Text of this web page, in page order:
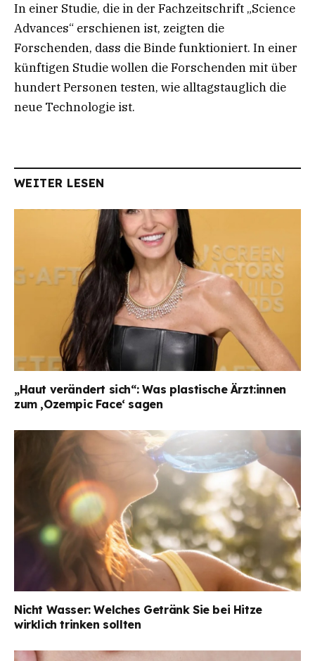
In einer Studie, die in der Fachzeitschrift „Science
Advances“ erschienen ist, zeigten die
Forschenden, dass die Binde funktioniert. In einer
künftigen Studie wollen die Forschenden mit über
hundert Personen testen, wie alltagstauglich die
neue Technologie ist.
WEITER LESEN
„Haut verändert sich“: Was plastische Ärzt:innen
zum ‚Ozempic Face‘ sagen
Nicht Wasser: Welches Getränk Sie bei Hitze
wirklich trinken sollten